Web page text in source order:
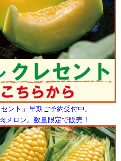
ント」早期ご予約受付中。
メロン。数量限定で販売！